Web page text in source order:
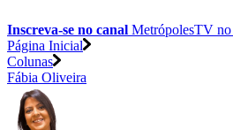
Inscreva-se no canal MetrópolesTV no
Página Inicial
Colunas
Fábia Oliveira